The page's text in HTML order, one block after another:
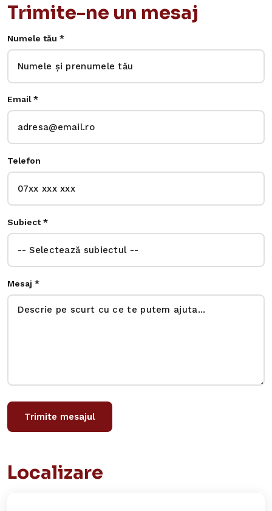
Trimite-ne un mesaj
Numele tău *
Email *
Telefon
Subiect *
Mesaj *
Trimite mesajul
Localizare